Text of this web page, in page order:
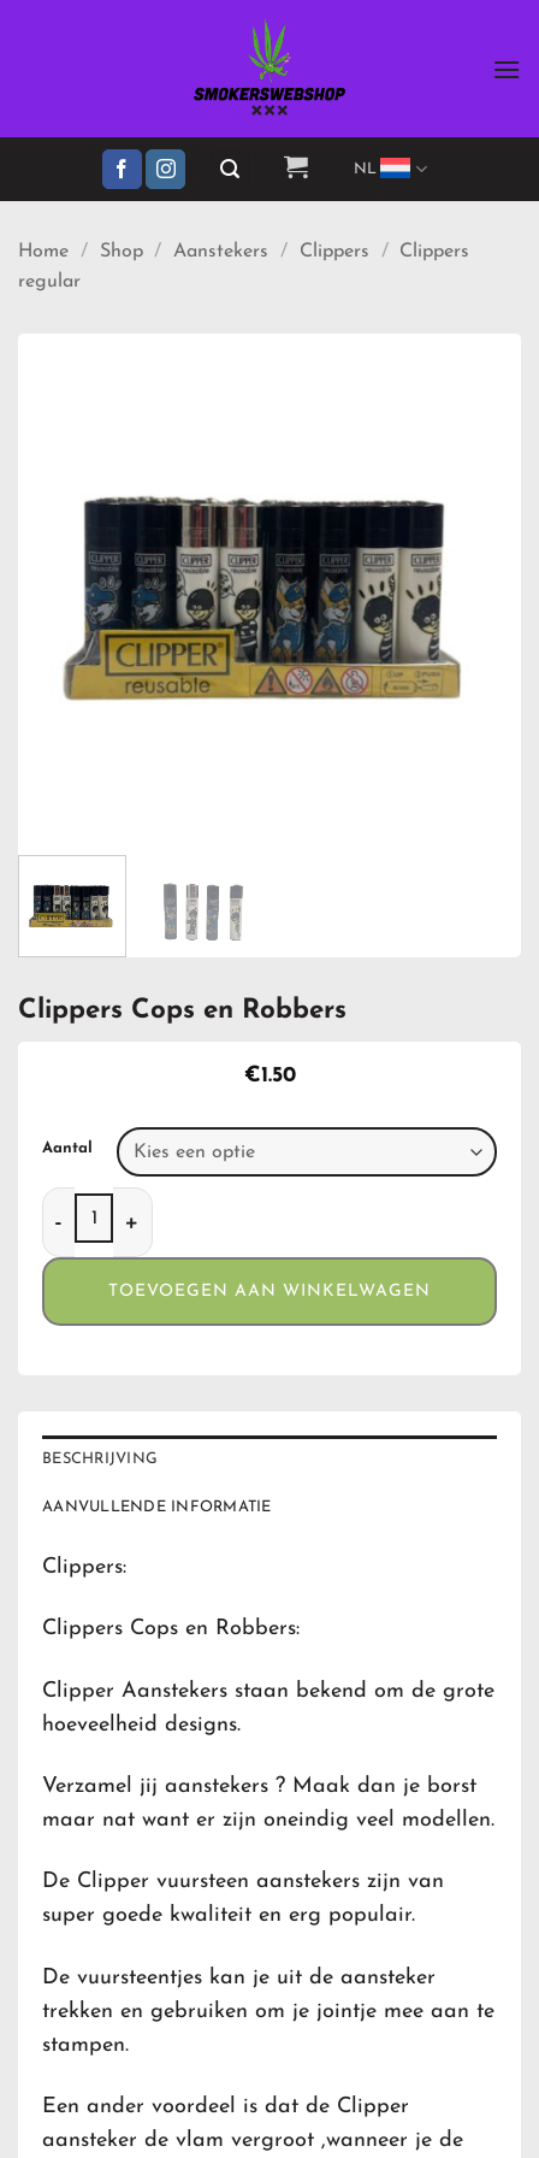
NL
Home / Shop / Aanstekers / Clippers /
Clippers
regular
Clippers Cops en Robbers
€1.50
Aantal
Clippers Cops en Robbers aantal
TOEVOEGEN AAN WINKELWAGEN
BESCHRIJVING
AANVULLENDE INFORMATIE
Clippers:
Clippers Cops en Robbers:
Clipper Aanstekers staan bekend om de grote
hoeveelheid designs.
Verzamel jij aanstekers ? Maak dan je borst
maar nat want er zijn oneindig veel modellen.
De Clipper vuursteen aanstekers zijn van
super goede kwaliteit en erg populair.
De vuursteentjes kan je uit de aansteker
trekken en gebruiken om je jointje mee aan te
stampen.
Een ander voordeel is dat de Clipper
aansteker de vlam vergroot ,wanneer je de